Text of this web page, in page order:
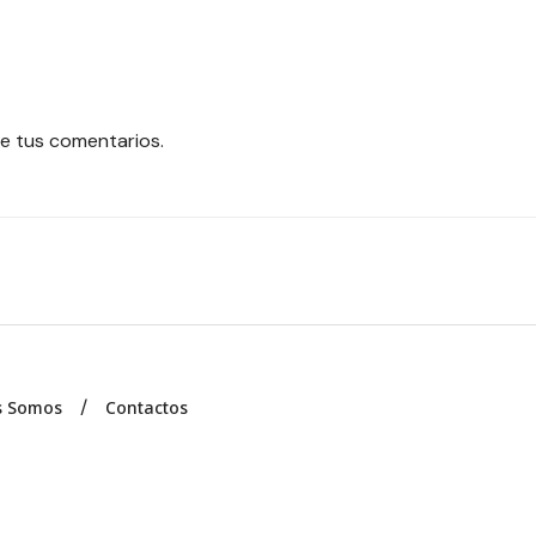
tus comentarios.
Somos Contactos